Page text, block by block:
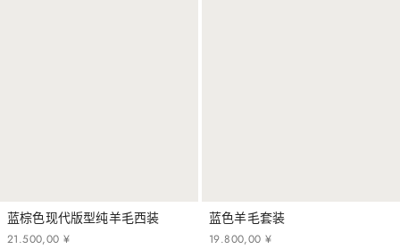
蓝棕色现代版型纯羊毛西装
¥
21 ,
500
. 00
蓝色羊毛套装
¥
19 ,
800
. 00